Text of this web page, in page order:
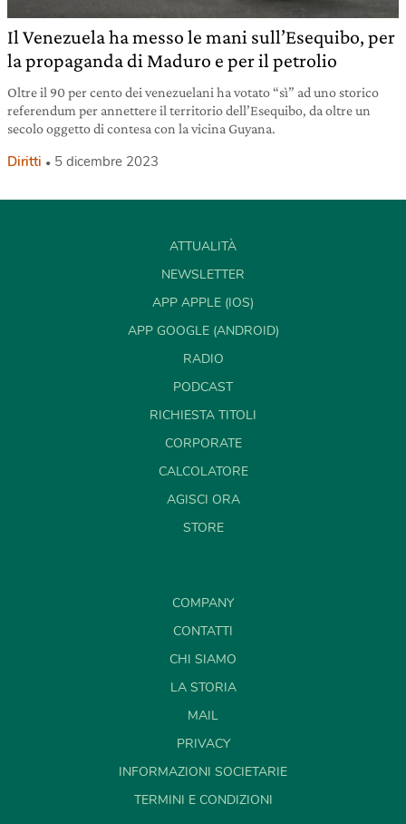
Il Venezuela ha messo le mani sull’Esequibo, per
la propaganda di Maduro e per il petrolio
Oltre il 90 per cento dei venezuelani ha votato “sì” ad uno storico
referendum per annettere il territorio dell’Esequibo, da oltre un
secolo oggetto di contesa con la vicina Guyana.
Diritti 5 dicembre 2023
ATTUALITÀ
NEWSLETTER
APP APPLE (IOS)
APP GOOGLE (ANDROID)
RADIO
PODCAST
RICHIESTA TITOLI
CORPORATE
CALCOLATORE
AGISCI ORA
STORE
COMPANY
CONTATTI
CHI SIAMO
LA STORIA
MAIL
PRIVACY
INFORMAZIONI SOCIETARIE
TERMINI E CONDIZIONI